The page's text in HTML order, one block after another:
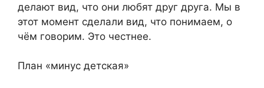
делают вид, что они любят друг друга. Мы в
этот момент сделали вид, что понимаем, о
чём говорим. Это честнее.
План «минус детская»